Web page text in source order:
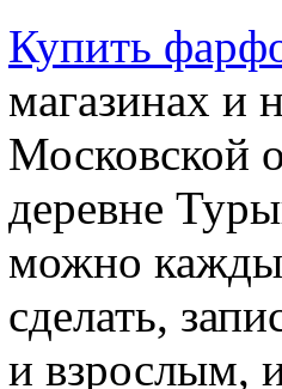
Купить
магазинах и
Московской
деревне
можно
сделать,
и взрослым,